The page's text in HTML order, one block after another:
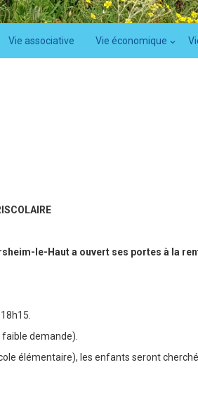
Vie associative Vie économique
le-Haut a ouvert ses portes à la
demande).
élémentaire), les enfants seront